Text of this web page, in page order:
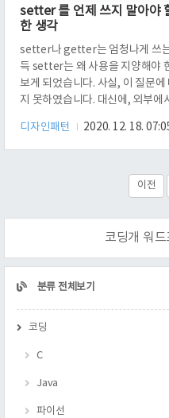
setter 를 언제 쓰지 말아야
한 생각
setter나 getter는 엄청나게 쓰
득 setter는 왜 사용을 지양해야
보게 되었습니다. 사실, 이 질문
지 못하였습니다. 대신에, 외부에
보도록 하겠습니다. setter는 객
를 들자면 Dog라는 모델이 age
들의 존재에 대해서 잘 모르더
있습니다. 예를 하나 들어보겠습
디자인패턴 2020. 12. 18.
이전
코딩개 워드
CATEGORY
분류 전체보기
코딩
C
Java
파이선